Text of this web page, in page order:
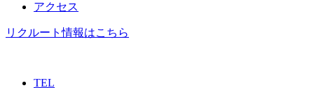
アクセス
リクルート情報はこちら
TEL